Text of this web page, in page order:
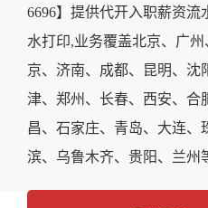
6696】提供代开入职薪资
水打印,业务覆盖北京、广
京、济南、成都、昆明、沈
津、郑州、长春、西安、合
昌、石家庄、青岛、大连、
滨、乌鲁木齐、贵阳、兰州